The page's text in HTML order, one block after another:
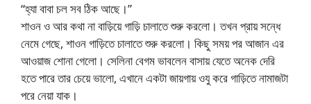
“হ্যা বাবা চল সব ঠিক আছে।”
শাওন ও আর কথা না বাড়িয়ে গাড়ি চালাতে শুরু করলো। তখন প্রায় সন্ধে
নেমে গেছে, শাওন গাড়িতে চালাতে শুরু করলো। কিছু সময় পর আজান এর
আওয়াজ শোনা গেলো। সেলিনা বেগম ভাবলেন বাসায় যেতে অনেক দেরি
হতে পারে তার চেয়ে ভালো, এখানে একটা জায়গায় ওযু করে গাড়িতে নামাজটা
পরে নেয়া যাক।